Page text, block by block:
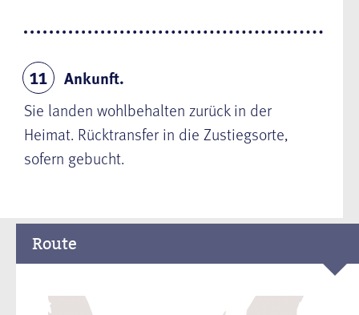
11
Ankunft.
Sie landen wohlbehalten zurück in der
Heimat. Rücktransfer in die Zustiegsorte,
sofern gebucht.
Route